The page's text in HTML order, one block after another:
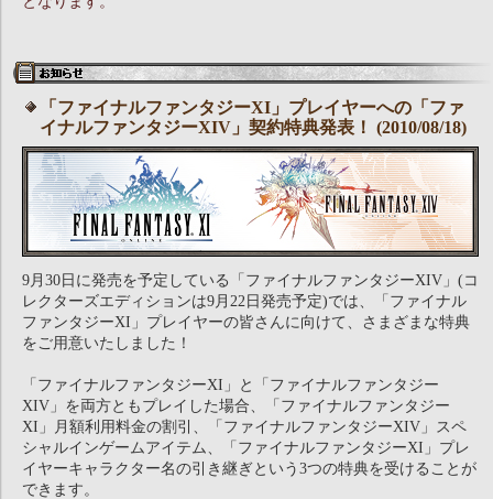
「ファイナルファンタジーXI」プレイヤーへの「ファ
イナルファンタジーXIV」契約特典発表！ (2010/08/18)
9月30日に発売を予定している「ファイナルファンタジーXIV」(コ
レクターズエディションは9月22日発売予定)では、「ファイナル
ファンタジーXI」プレイヤーの皆さんに向けて、さまざまな特典
をご用意いたしました！
「ファイナルファンタジーXI」と「ファイナルファンタジー
XIV」を両方ともプレイした場合、「ファイナルファンタジー
XI」月額利用料金の割引、「ファイナルファンタジーXIV」スペ
シャルインゲームアイテム、「ファイナルファンタジーXI」プレ
イヤーキャラクター名の引き継ぎという3つの特典を受けることが
できます。